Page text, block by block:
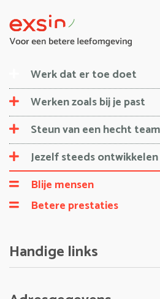
Werk dat er toe doet
Werken zoals bij je past
Steun van een hecht team
Jezelf steeds ontwikkelen
Blije mensen
Betere prestaties
Handige links
Nieuws